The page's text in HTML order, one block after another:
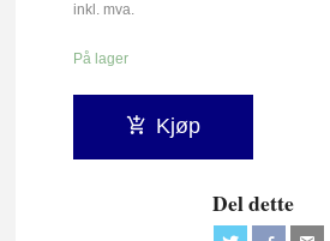
inkl. mva.
På lager
Kjøp
Del dette